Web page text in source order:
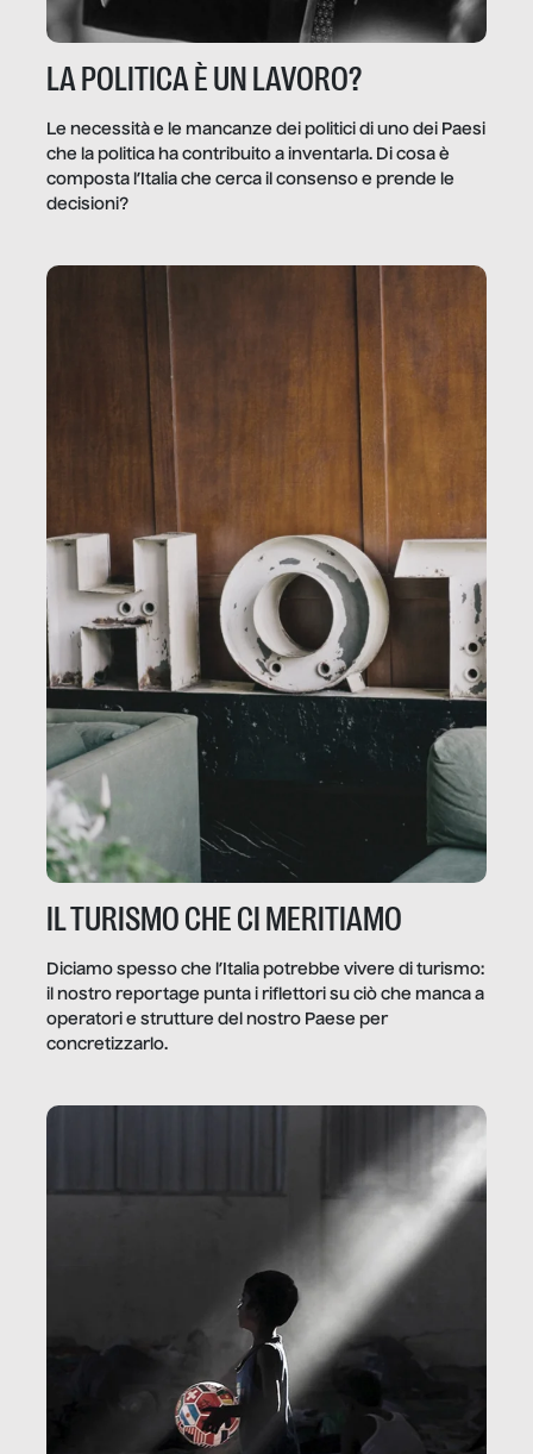
LA POLITICA È UN LAVORO?
Le necessità e le mancanze dei politici di uno dei Paesi
che la politica ha contribuito a inventarla. Di cosa è
composta l’Italia che cerca il consenso e prende le
decisioni?
IL TURISMO CHE CI MERITIAMO
Diciamo spesso che l’Italia potrebbe vivere di turismo:
il nostro reportage punta i riflettori su ciò che manca a
operatori e strutture del nostro Paese per
concretizzarlo.